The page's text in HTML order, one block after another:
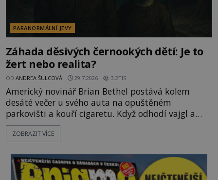
PARANORMÁLNÍ JEVY
Záhada děsivých černookých dětí: Je to
žert nebo realita?
OD ANDREA ŠULCOVÁ 29.7.2026 3.2TIS
Americký novinář Brian Bethel postává kolem
desáté večer u svého auta na opuštěném
parkovišti a kouří cigaretu. Když odhodí vajgl a
chystá se nastoupit do auta, přijdou k němu dva
mladí chlapci, kterým může být okolo 14 let.
pouhých několik minut od tohoto parkoviště,“
zeptá se suverénně jeden z nich. P
ZOBRAZIT VÍCE